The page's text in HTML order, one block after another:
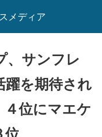
メディア
、サンフレ
躍を期待され
４位にマエケ